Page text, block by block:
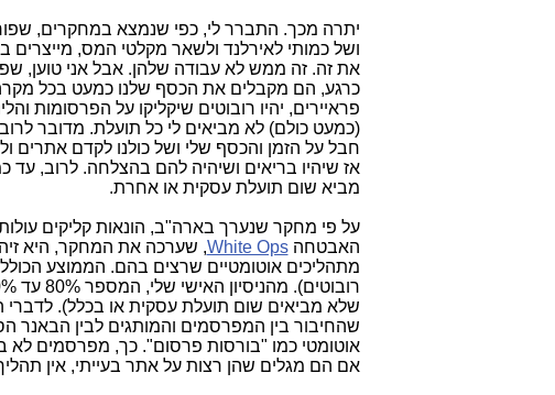
יתרה מכך. התברר לי, כפי שנמצא במחקרים,
ושל כמותי לאירלנד ולשאר מקלטי המס, מייצרים
את זה. זה ממש לא עבודה שלהן. אבל אני טוען,
כרגע, הם מקבלים את הכסף שלנו כמעט בכל
פראיירים, יהיו רובוטים שיקליקו על הפרסומות
(כמעט כולם) לא מביאים לי כל תועלת. מדובר
חבל על הזמן והכסף שלי ושל כולנו לקדם אתרים
אז שיהיו בריאים ושיהיה להם בהצלחה. לרוב,
מביא שום תועלת עסקית או אחרת.
האבטחהWhite Ops
מתהליכים אוטומטיים שרצים בהם. הממוצע
שלא מביאים שום תועלת עסקית או בכלל). לדברי
שהחיבור בין המפרסמים והמותגים לבין הבאנר
אוטומטי כמו "בורסות פרסום". כך, מפרסמים
אם הם מגלים שהן רצות על אתר בעייתי, אין